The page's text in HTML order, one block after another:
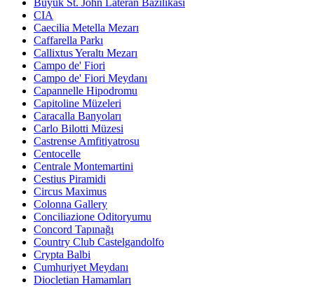
Büyük St. John Lateran Bazilikası
CIA
Caecilia Metella Mezarı
Caffarella Parkı
Callixtus Yeraltı Mezarı
Campo de' Fiori
Campo de' Fiori Meydanı
Capannelle Hipodromu
Capitoline Müzeleri
Caracalla Banyoları
Carlo Bilotti Müzesi
Castrense Amfitiyatrosu
Centocelle
Centrale Montemartini
Cestius Piramidi
Circus Maximus
Colonna Gallery
Conciliazione Oditoryumu
Concord Tapınağı
Country Club Castelgandolfo
Crypta Balbi
Cumhuriyet Meydanı
Diocletian Hamamları